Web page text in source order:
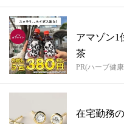
アマゾン1
茶
PR(ハーブ健
在宅勤務